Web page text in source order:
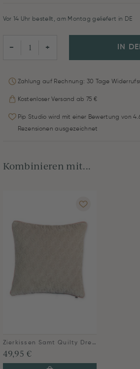
Vor 14 Uhr bestellt, am Montag geliefert in DE
− + IN
Zahlung auf Rechnung: 30 Tage
Kostenloser Versand ab 75 €
Pip Studio wird mit einer Bewertung von
Rezensionen ausgezeichnet
Kombinieren mit...
Zierkissen Samt Quilty Dreams Khaki
49,95 €